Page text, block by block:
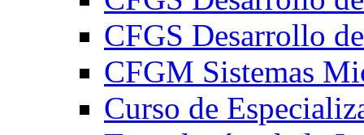
CFGS Desarrollo
CFGM Sistemas
Curso de